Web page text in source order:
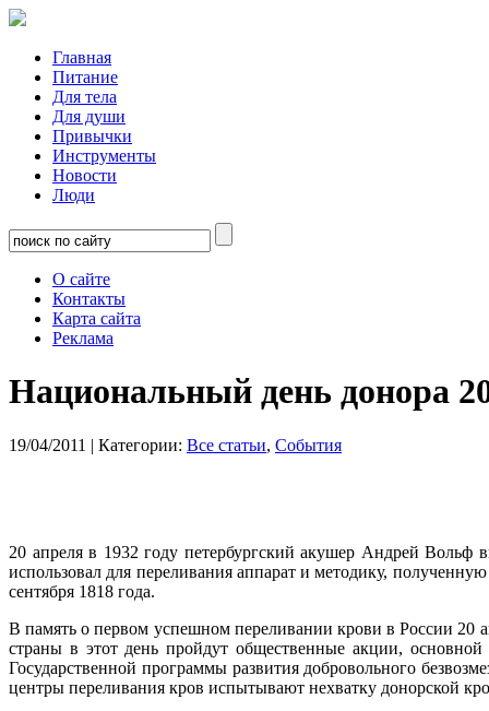
Главная
Питание
Для тела
Для души
Привычки
Инструменты
Новости
Люди
О сайте
Контакты
Карта сайта
Реклама
Национальный день донора
19/04/2011 | Категории: Все статьи, События
20 апреля в 1932 году петербургский акушер Андрей
использовал для переливания аппарат и методику,
сентября 1818 года.
В память о первом успешном переливании крови в России 20
страны в этот день пройдут общественные акции,
Государственной программы развития добровольного
центры переливания кров испытывают нехватку донорской